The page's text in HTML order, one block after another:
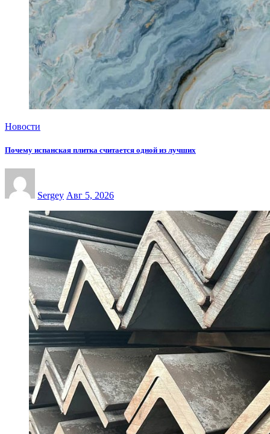
Новости
Почему испанская плитка считается одной из лучших
Sergey Авг 5, 2026